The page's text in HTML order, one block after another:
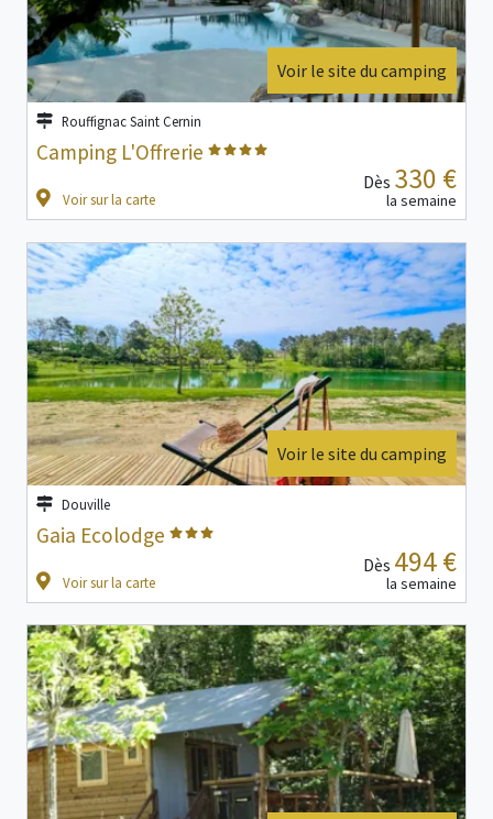
Voir le site du camping
Rouffignac Saint Cernin
Camping L'Offrerie
Voir sur la carte
Dès 330 €
la semaine
Voir le site du camping
Douville
Gaia Ecolodge
Voir sur la carte
Dès 494 €
la semaine